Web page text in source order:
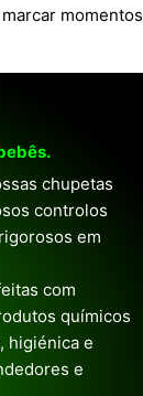
momentos
chupetas
controlos
em
com
químicos
higiénica e
e